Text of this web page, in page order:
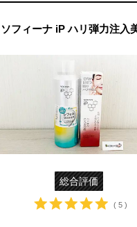
フィーナ iP ハリ弾力注入
総合評価
( 5 )